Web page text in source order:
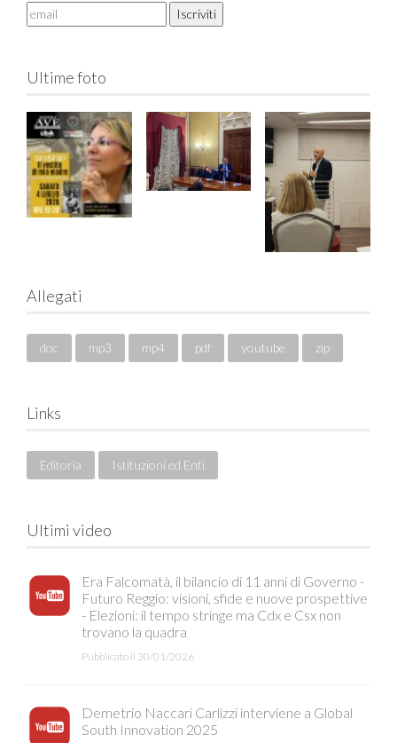
Ultime foto
Allegati
doc mp3 mp4 pdf youtube zip
Links
Editoria Istituzioni ed Enti
Ultimi video
Era Falcomatà, il bilancio di 11 anni di Governo -
Futuro Reggio: visioni, sfide e nuove prospettive
- Elezioni: il tempo stringe ma Cdx e Csx non
trovano la quadra
Pubblicato il 30/01/2026
Demetrio Naccari Carlizzi interviene a Global
South Innovation 2025